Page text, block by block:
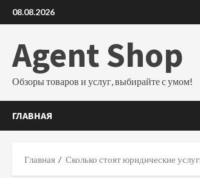
Перейти
к
08.08.2026
Agent Shop
Обзоры товаров и услуг, выбирайте с умом!
ГЛАВНАЯ
Главная Сколько стоят юридические